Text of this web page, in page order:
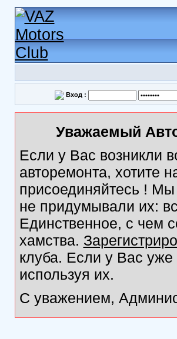
Вход :
Уважаемый
Если у Вас возникли
авторемонта, хотите
присоединяйтесь !
не придумывали их:
Единственное, с чем
хамства.
клуба. Если у Вас
используя их.
С уважением,